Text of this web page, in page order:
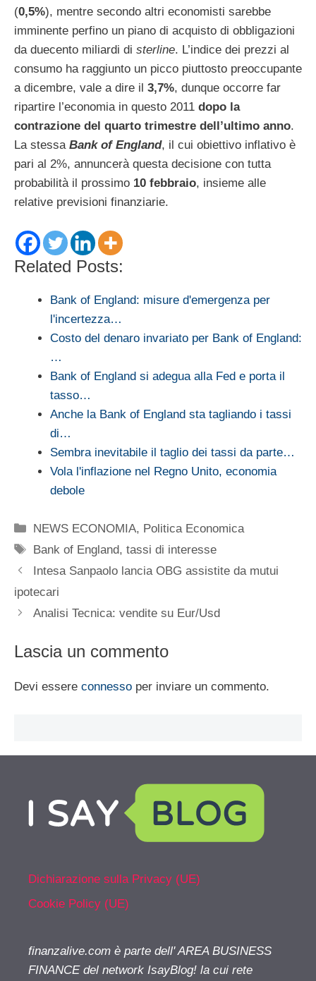
(0,5%), mentre secondo altri economisti sarebbe
imminente perfino un piano di acquisto di obbligazioni
da duecento miliardi di sterline. L’indice dei prezzi al
consumo ha raggiunto un picco piuttosto preoccupante
a dicembre, vale a dire il 3,7%, dunque occorre far
ripartire l’economia in questo 2011 dopo la
contrazione del quarto trimestre dell’ultimo anno.
La stessa Bank of England, il cui obiettivo inflativo è
pari al 2%, annuncerà questa decisione con tutta
probabilità il prossimo 10 febbraio, insieme alle
relative previsioni finanziarie.
Related Posts:
Bank of England: misure d'emergenza per
l'incertezza…
Costo del denaro invariato per Bank of England:
…
Bank of England si adegua alla Fed e porta il
tasso…
Anche la Bank of England sta tagliando i tassi
di…
Sembra inevitabile il taglio dei tassi da parte…
Vola l'inflazione nel Regno Unito, economia
debole
Categorie
NEWS ECONOMIA, Politica Economica
Tag
Bank of England,tassi di interesse
Intesa Sanpaolo lancia OBG assistite da mutui
ipotecari
Analisi Tecnica: vendite su Eur/Usd
Lascia un commento
Devi essere connesso per inviare un commento.
Dichiarazione sulla Privacy (UE)
Cookie Policy (UE)
finanzalive.com è parte dell' AREA BUSINESS
FINANCE del network IsayBlog! la cui rete